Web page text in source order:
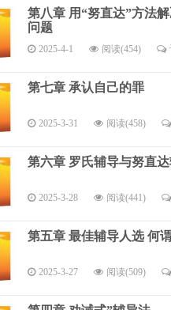
第八章 用“努直达”方法
问题
2025-4-1 阅读(454)
第七章 承认自己的罪
2025-3-31 阅读(458)
第六章 罗氏辅导与努直
2025-3-28 阅读(441)
第五章 最佳辅导人选 何
2025-3-27 阅读(509)